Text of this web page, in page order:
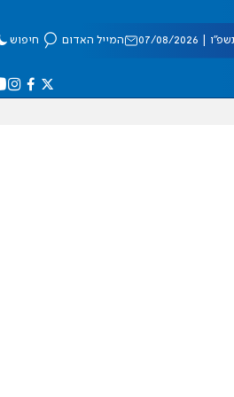
08/2026 המייל האדום חיפוש